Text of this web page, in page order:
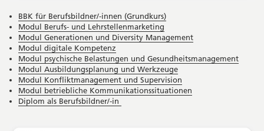
BBK für Berufsbildner/-innen (Grundkurs)
Modul Berufs- und Lehrstellenmarketing
Modul Generationen und Diversity Management
Modul digitale Kompetenz
Modul psychische Belastungen und Gesundheitsmanagement
Modul Ausbildungsplanung und Werkzeuge
Modul Konfliktmanagement und Supervision
Modul betriebliche Kommunikationssituationen
Diplom als Berufsbildner/-in